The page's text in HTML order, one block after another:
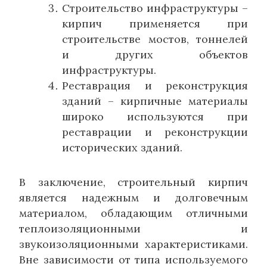
Строительство инфраструктуры –
кирпич применяется при
строительстве мостов, тоннелей
и других объектов
инфраструктуры.
Реставрация и реконструкция
зданий – кирпичные материалы
широко используются при
реставрации и реконструкции
исторических зданий.
В заключение, строительный кирпич
является надежным и долговечным
материалом, обладающим отличными
теплоизоляционными и
звукоизоляционными характеристиками.
Вне зависимости от типа используемого